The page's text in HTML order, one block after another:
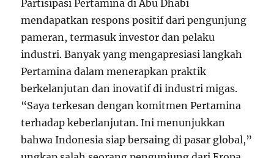
Partisipasi Pertamina di Abu Dhabi
mendapatkan respons positif dari pengunjung
pameran, termasuk investor dan pelaku
industri. Banyak yang mengapresiasi langkah
Pertamina dalam menerapkan praktik
berkelanjutan dan inovatif di industri migas.
“Saya terkesan dengan komitmen Pertamina
terhadap keberlanjutan. Ini menunjukkan
bahwa Indonesia siap bersaing di pasar global,”